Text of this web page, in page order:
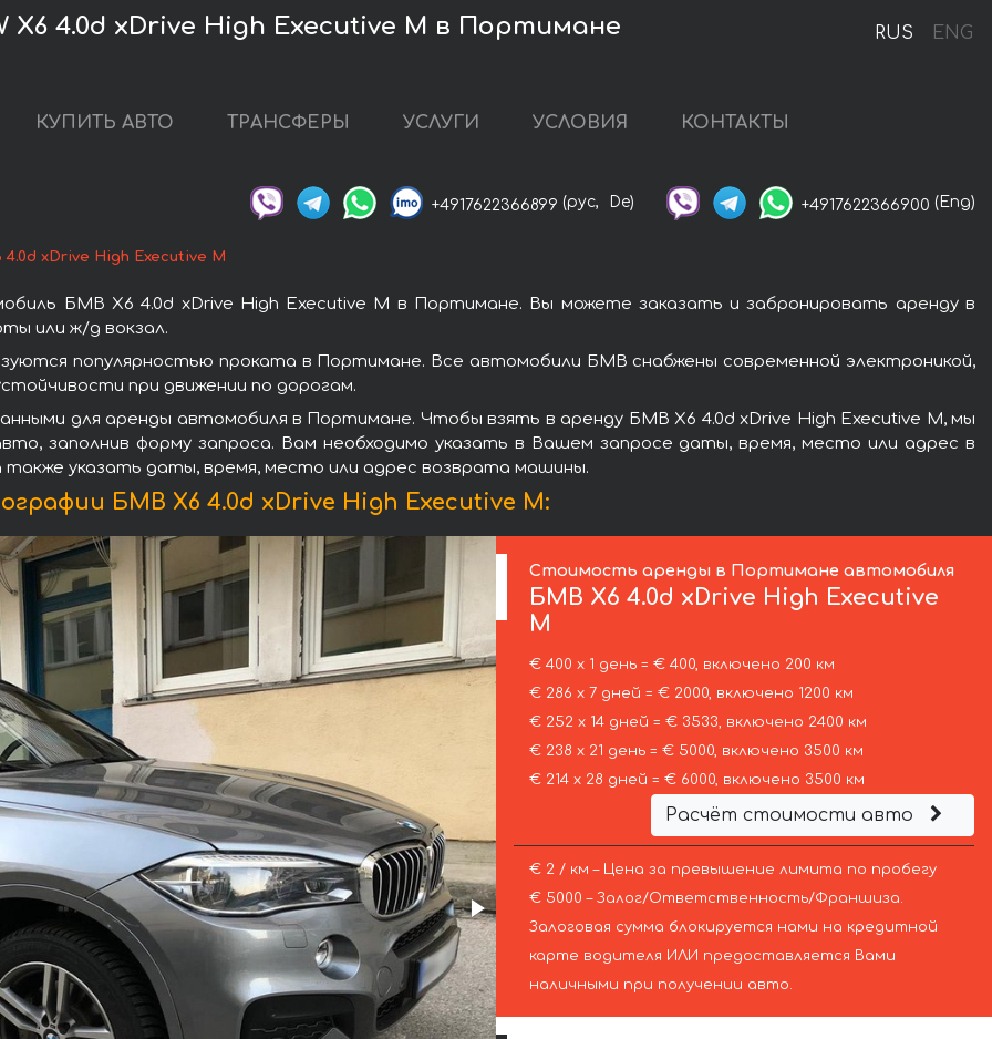
RUS ENG
4.0d xDrive High Executive M в Портимане
КУПИТЬ АВТО ТРАНСФЕРЫ УСЛУГИ УСЛОВИЯ КОНТАКТЫ
+4917622366899 (рус, De) +4917622366900 (Eng)
xDrive High Executive M
БМВ X6 4.0d xDrive High Executive M в Портимане. Вы можете заказать и забронировать аренду в
или ж/д вокзал.
популярностью проката в Портимане. Все автомобили БМВ снабжены современной электроникой,
при движении по дорогам.
для аренды автомобиля в Портимане. Чтобы взять в аренду БМВ X6 4.0d xDrive High Executive M, мы
заполнив форму запроса. Вам необходимо указать в Вашем запросе даты, время, место или адрес в
указать даты, время, место или адрес возврата машины.
БМВ X6 4.0d xDrive High Executive M:
Стоимость аренды в Портимане автомобиля
БМВ X6 4.0d xDrive High Executive
M
€ 400 х 1 день = € 400, включено 200 км
€ 286 х 7 дней = € 2000, включено 1200 км
€ 252 х 14 дней = € 3533, включено 2400 км
€ 238 х 21 день = € 5000, включено 3500 км
€ 214 х 28 дней = € 6000, включено 3500 км
Расчёт стоимости авто
€ 2 / км – Цена за превышение лимита по пробегу
€ 5000 – Залог/Ответственность/Франшиза.
Залоговая сумма блокируется нами на кредитной
карте водителя ИЛИ предоставляется Вами
наличными при получении авто.